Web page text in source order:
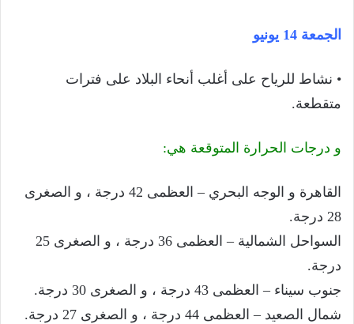
الجمعة 14 يونيو
• نشاط للرياح على أغلب أنحاء البلاد على فترات
متقطعة.
و درجات الحرارة المتوقعة هي:
القاهرة و الوجه البحري – العظمى 42 درجة ، و الصغرى
28 درجة.
السواحل الشمالية – العظمى 36 درجة ، و الصغرى 25
درجة.
جنوب سيناء – العظمى 43 درجة ، و الصغرى 30 درجة.
شمال الصعيد – العظمى 44 درجة ، و الصغرى 27 درجة.